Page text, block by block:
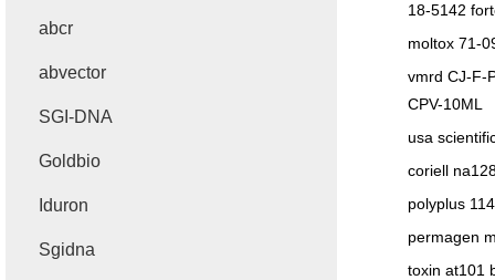
18-5142
moltox 71-
vmrd CJ-F-
CPV-10ML
usa
coriell
polyplus
permagen
toxin at101
abcr
abvector
SGI-DNA
Goldbio
Iduron
Sgidna